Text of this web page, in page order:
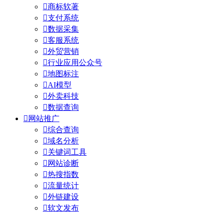
商标软著
支付系统
数据采集
客服系统
外贸营销
行业应用公众号
地图标注
AI模型
外卖科技
数据查询
 网站推广
综合查询
域名分析
关键词工具
 网站诊断
热搜指数
流量统计
外链建设
软文发布